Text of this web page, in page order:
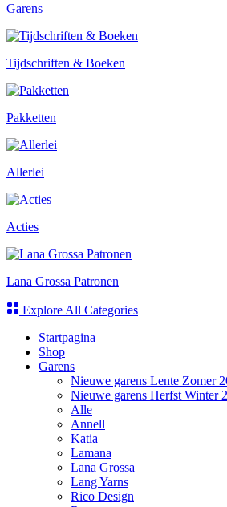
Garens
Tijdschriften & Boeken
Pakketten
Allerlei
Acties
Lana Grossa Patronen
Explore All Categories
Startpagina
Shop
Garens
Nieuwe garens Lente Zomer
Nieuwe garens Herfst Winter
Alle
Annell
Katia
Lamana
Lana Grossa
Lang Yarns
Rico Design